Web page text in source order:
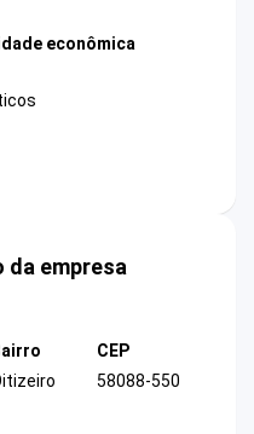
econômica
empresa
CEP
58088-550